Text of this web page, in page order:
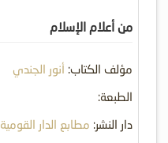
من أعلام الإسلام
مؤلف الكتاب: أنور الجندي
الطبعة:
دار النشر: مطابع الدار القومية